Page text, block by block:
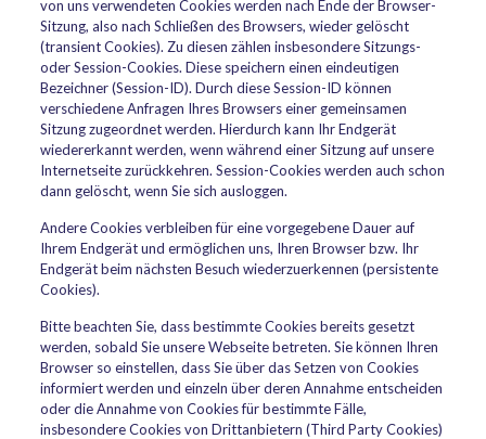
von uns verwendeten Cookies werden nach Ende der Browser-
Sitzung, also nach Schließen des Browsers, wieder gelöscht
(transient Cookies). Zu diesen zählen insbesondere Sitzungs-
oder Session-Cookies. Diese speichern einen eindeutigen
Bezeichner (Session-ID). Durch diese Session-ID können
verschiedene Anfragen Ihres Browsers einer gemeinsamen
Sitzung zugeordnet werden. Hierdurch kann Ihr Endgerät
wiedererkannt werden, wenn während einer Sitzung auf unsere
Internetseite zurückkehren. Session-Cookies werden auch schon
dann gelöscht, wenn Sie sich ausloggen.
Andere Cookies verbleiben für eine vorgegebene Dauer auf
Ihrem Endgerät und ermöglichen uns, Ihren Browser bzw. Ihr
Endgerät beim nächsten Besuch wiederzuerkennen (persistente
Cookies).
Bitte beachten Sie, dass bestimmte Cookies bereits gesetzt
werden, sobald Sie unsere Webseite betreten. Sie können Ihren
Browser so einstellen, dass Sie über das Setzen von Cookies
informiert werden und einzeln über deren Annahme entscheiden
oder die Annahme von Cookies für bestimmte Fälle,
insbesondere Cookies von Drittanbietern (Third Party Cookies)